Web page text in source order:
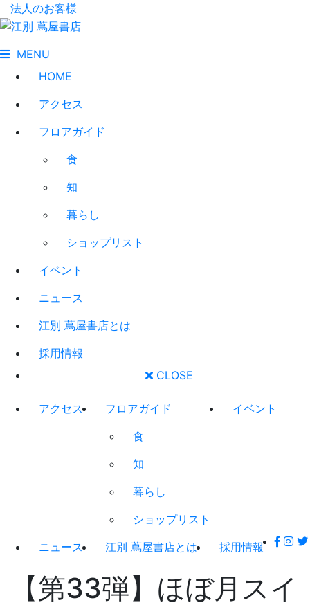
法人のお客様
MENU
HOME
アクセス
フロアガイド
食
知
暮らし
ショップリスト
イベント
ニュース
江別 蔦屋書店とは
採用情報
CLOSE
アクセス
フロアガイド
食
知
暮らし
ショップリスト
イベント
ニュース 江別 蔦屋書店とは 採用情報
【第33弾】ほぼ月スイ